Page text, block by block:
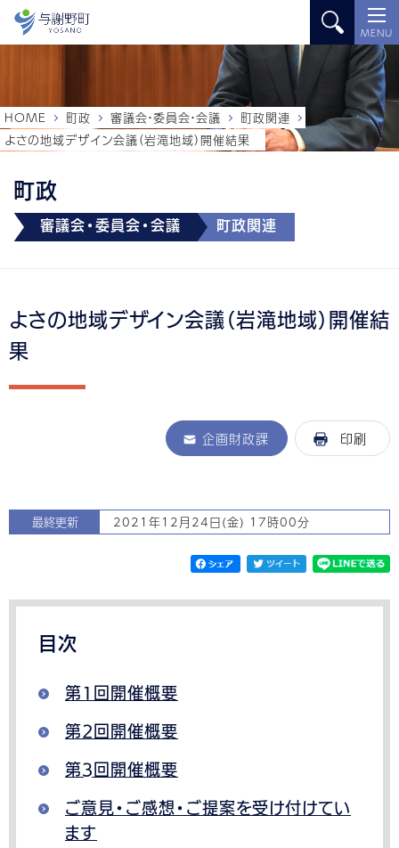
MENU
町政
審議会・委員会・会議 町政関連
HOME 町政 審議会・委員会・会議
町政関連
よさの地域デザイン会議（岩滝地域）開催結果
よさの地域デザイン会議（岩滝地域）開催結
果
企画財政課 印刷
最終更新 2021年12月24日(金) 17時00分
目次
第1回開催概要
第2回開催概要
第3回開催概要
ご意見・ご感想・ご提案を受け付けてい
ます